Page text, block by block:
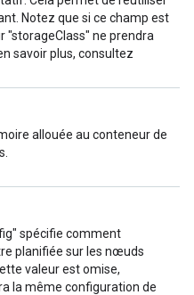
Notez que si ce champ est
"storageClass" ne prendra
savoir plus, consultez
allouée au conteneur de
spécifie comment
planifiée sur les nœuds
valeur est omise,
la même configuration de